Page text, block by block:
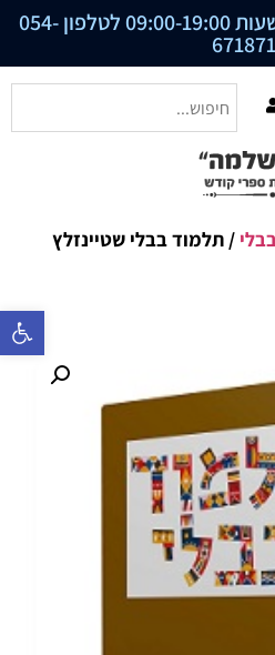
פתח סרגל
054-
/ תלמוד בבלי שטיינזלץ